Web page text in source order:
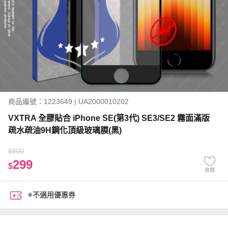
商品編號：1223649 | UA2000010202
VXTRA 全膠貼合 iPhone SE(第3代) SE3/SE2 霧面滿版
疏水疏油9H鋼化頂級玻璃膜(黑)
$800
$299 收藏
※不適用優惠券